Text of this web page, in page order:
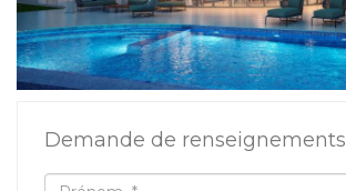
Demande de renseignements